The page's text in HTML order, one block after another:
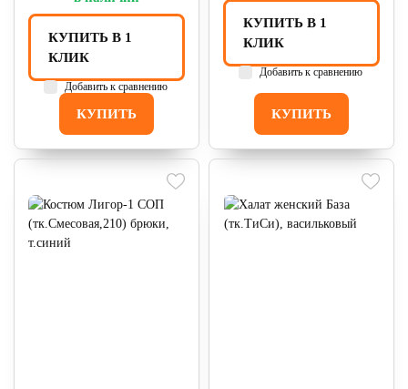
КУПИТЬ
КУПИТЬ В 1
КЛИК
Добавить к сравнению
КУПИТЬ
КУПИТЬ В 1
КЛИК
Добавить к сравнению